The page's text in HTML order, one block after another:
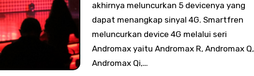
akhirnya meluncurkan 5 devicenya yang
dapat menangkap sinyal 4G. Smartfren
meluncurkan device 4G melalui seri
Andromax yaitu Andromax R, Andromax Q,
Andromax Qi,…